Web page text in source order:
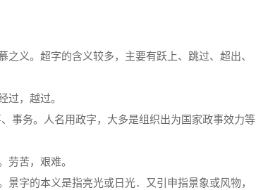
义。超字的含义较多，主要有跃上、跳过、超出、
过，越过。
事务。人名用政字，大多是组织出为国家政事效力等
劳苦，艰难。
字的本义是指亮光或日光．又引申指景象或风物，